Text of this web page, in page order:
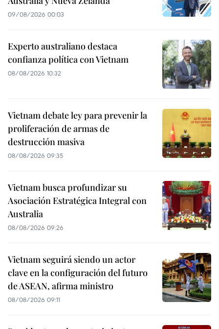
09/08/2026 00:03
Experto australiano destaca
confianza política con Vietnam
08/08/2026 10:32
Vietnam debate ley para prevenir la
proliferación de armas de
destrucción masiva
08/08/2026 09:35
Vietnam busca profundizar su
Asociación Estratégica Integral con
Australia
08/08/2026 09:26
Vietnam seguirá siendo un actor
clave en la configuración del futuro
de ASEAN, afirma ministro
08/08/2026 09:11